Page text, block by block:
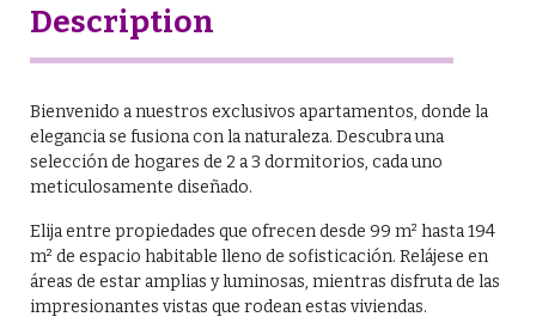
Description
Bienvenido a nuestros exclusivos apartamentos, donde la
elegancia se fusiona con la naturaleza. Descubra una
selección de hogares de 2 a 3 dormitorios, cada uno
meticulosamente diseñado.
Elija entre propiedades que ofrecen desde 99 m² hasta 194
m² de espacio habitable lleno de sofisticación. Relájese en
áreas de estar amplias y luminosas, mientras disfruta de las
impresionantes vistas que rodean estas viviendas.